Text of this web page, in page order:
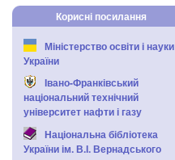
Корисні посилання
Міністерство освіти і науки
України
Івано-Франківський
національний технічний
університет нафти і газу
Національна бібліотека
України ім. В.І. Вернадського